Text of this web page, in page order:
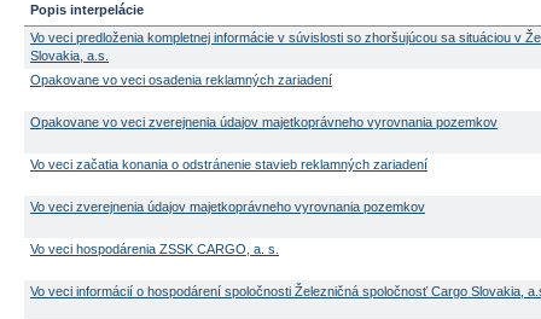
Popis interpelácie
Vo veci predloženia kompletnej informácie v súvislosti so zhoršujúcou sa situáciou v
Slovakia, a.s.
Opakovane vo veci osadenia reklamných zariadení
Opakovane vo veci zverejnenia údajov majetkoprávneho vyrovnania pozemkov
Vo veci začatia konania o odstránenie stavieb reklamných zariadení
Vo veci zverejnenia údajov majetkoprávneho vyrovnania pozemkov
Vo veci hospodárenia ZSSK CARGO, a. s.
Vo veci informácií o hospodárení spoločnosti Železničná spoločnosť Cargo Slovakia,